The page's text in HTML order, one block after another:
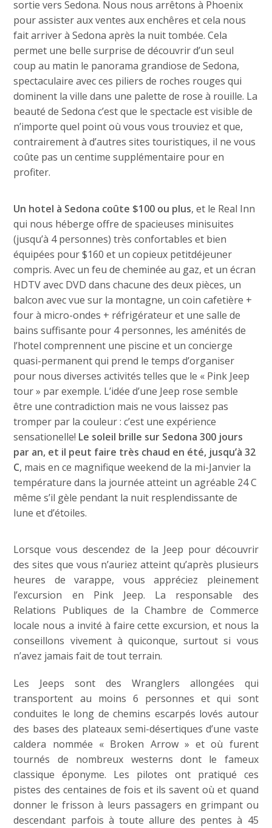
sortie vers Sedona. Nous nous arrêtons à Phoenix
pour assister aux ventes aux enchêres et cela nous
fait arriver à Sedona après la nuit tombée. Cela
permet une belle surprise de découvrir d’un seul
coup au matin le panorama grandiose de Sedona,
spectaculaire avec ces piliers de roches rouges qui
dominent la ville dans une palette de rose à rouille. La
beauté de Sedona c’est que le spectacle est visible de
n’importe quel point où vous vous trouviez et que,
contrairement à d’autres sites touristiques, il ne vous
coûte pas un centime supplémentaire pour en
profiter.
Un hotel à Sedona coûte $100 ou plus, et le Real Inn
qui nous héberge offre de spacieuses minisuites
(jusqu’à 4 personnes) très confortables et bien
équipées pour $160 et un copieux petitdéjeuner
compris. Avec un feu de cheminée au gaz, et un écran
HDTV avec DVD dans chacune des deux pièces, un
balcon avec vue sur la montagne, un coin cafetière +
four à micro-ondes + réfrigérateur et une salle de
bains suffisante pour 4 personnes, les aménités de
l’hotel comprennent une piscine et un concierge
quasi-permanent qui prend le temps d’organiser
pour nous diverses activités telles que le « Pink Jeep
tour » par exemple. L’idée d’une Jeep rose semble
être une contradiction mais ne vous laissez pas
tromper par la couleur : c’est une expérience
sensationelle! Le soleil brille sur Sedona 300 jours
par an, et il peut faire très chaud en été, jusqu’à 32
C, mais en ce magnifique weekend de la mi-Janvier la
température dans la journée atteint un agréable 24 C
même s’il gèle pendant la nuit resplendissante de
lune et d’étoiles.
Lorsque vous descendez de la Jeep pour découvrir
des sites que vous n’auriez atteint qu’après plusieurs
heures de varappe, vous appréciez pleinement
l’excursion en Pink Jeep. La responsable des
Relations Publiques de la Chambre de Commerce
locale nous a invité à faire cette excursion, et nous la
conseillons vivement à quiconque, surtout si vous
n’avez jamais fait de tout terrain.
Les Jeeps sont des Wranglers allongées qui
transportent au moins 6 personnes et qui sont
conduites le long de chemins escarpés lovés autour
des bases des plateaux semi-désertiques d’une vaste
caldera nommée « Broken Arrow » et où furent
tournés de nombreux westerns dont le fameux
classique éponyme. Les pilotes ont pratiqué ces
pistes des centaines de fois et ils savent où et quand
donner le frisson à leurs passagers en grimpant ou
descendant parfois à toute allure des pentes à 45